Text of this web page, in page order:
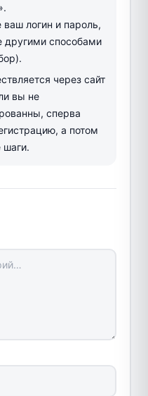
ваш логин и пароль,
другими способами
через сайт
вы не
сперва
а потом
шаги.